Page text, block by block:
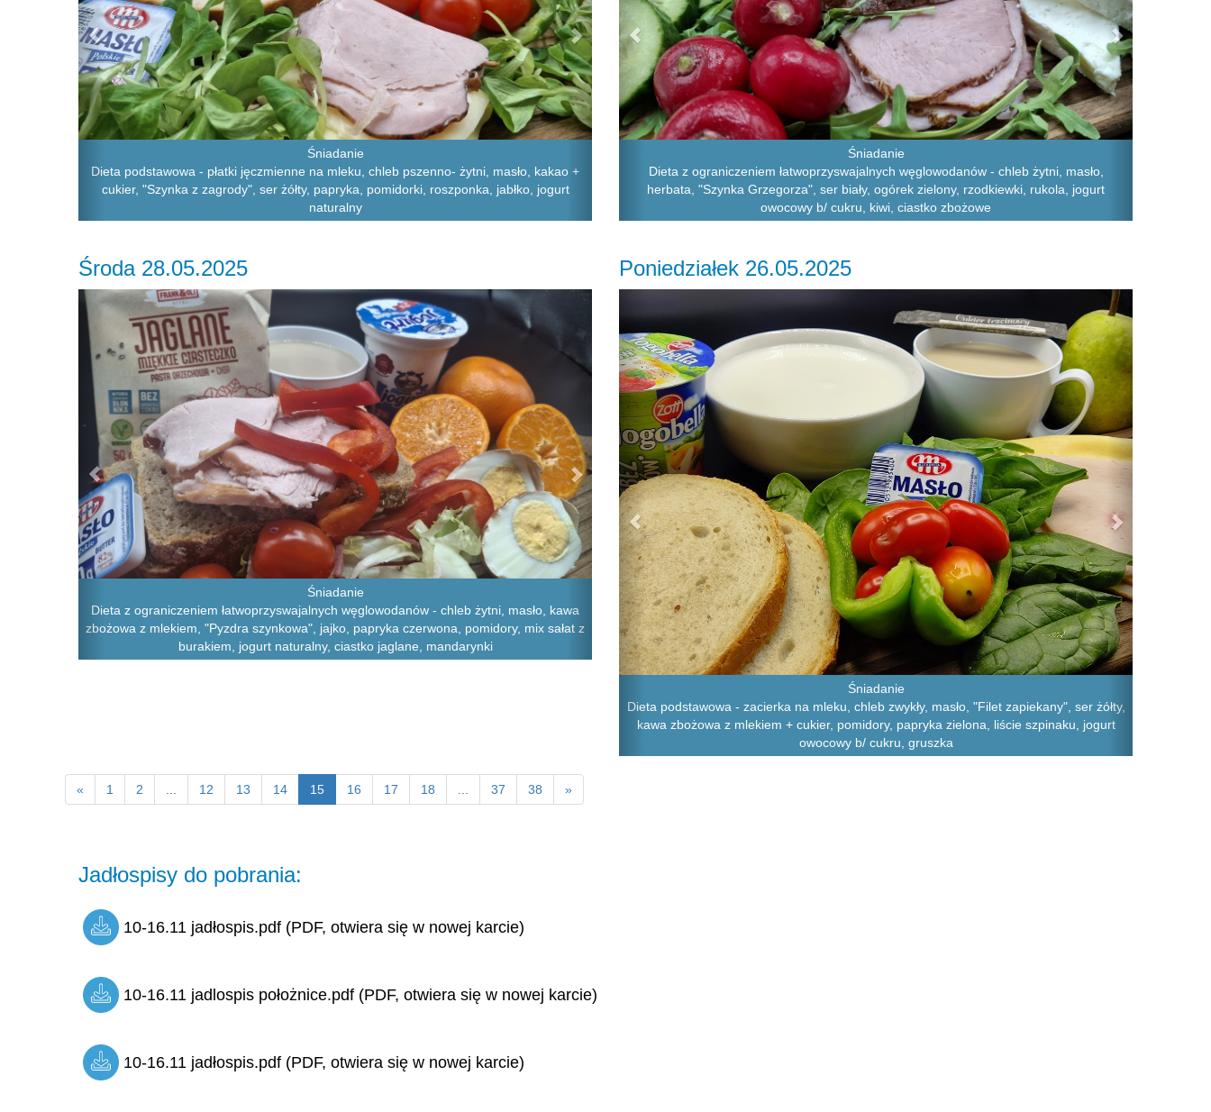
Śniadanie
Dieta podstawowa - płatki jęczmienne na mleku, chleb pszenno- żytni, masło, kakao +
cukier, "Szynka z zagrody", ser żółty, papryka, pomidorki, roszponka, jabłko, jogurt
naturalny
Śniadanie
Dieta z ograniczeniem łatwoprzyswajalnych węglowodanów - chleb żytni, masło,
herbata, "Szynka Grzegorza", ser biały, ogórek zielony, rzodkiewki, rukola, jogurt
owocowy b/ cukru, kiwi, ciastko zbożowe
Środa 28.05.2025
Śniadanie
Dieta z ograniczeniem łatwoprzyswajalnych węglowodanów - chleb żytni, masło, kawa
zbożowa z mlekiem, "Pyzdra szynkowa", jajko, papryka czerwona, pomidory, mix sałat z
burakiem, jogurt naturalny, ciastko jaglane, mandarynki
Previous
Poniedziałek 26.05.2025
Śniadanie
Dieta podstawowa - zacierka na mleku, chleb zwykły, masło, "Filet zapiekany", ser żółty,
kawa zbożowa z mlekiem + cukier, pomidory, papryka zielona, liście szpinaku, jogurt
owocowy b/ cukru, gruszka
Next
« 1 2 12 13 14 15 16 17 18 37 38 »
Jadłospisy do pobrania:
10-16.11 jadłospis.pdf (PDF, otwiera się w nowej karcie)
10-16.11 jadlospis położnice.pdf (PDF, otwiera się w nowej karcie)
10-16.11 jadłospis.pdf (PDF, otwiera się w nowej karcie)